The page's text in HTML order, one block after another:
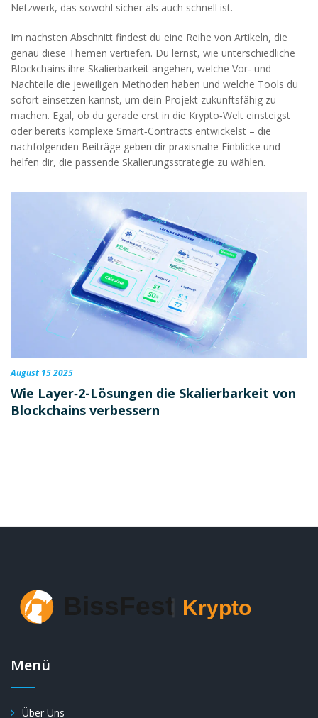
Netzwerk, das sowohl sicher als auch schnell ist.
Im nächsten Abschnitt findest du eine Reihe von Artikeln, die
genau diese Themen vertiefen. Du lernst, wie unterschiedliche
Blockchains ihre Skalierbarkeit angehen, welche Vor‑ und
Nachteile die jeweiligen Methoden haben und welche Tools du
sofort einsetzen kannst, um dein Projekt zukunftsfähig zu
machen. Egal, ob du gerade erst in die Krypto‑Welt einsteigst
oder bereits komplexe Smart‑Contracts entwickelst – die
nachfolgenden Beiträge geben dir praxisnahe Einblicke und
helfen dir, die passende Skalierungsstrategie zu wählen.
August 15 2025
Wie Layer‑2-Lösungen die Skalierbarkeit von
Blockchains verbessern
Menü
Über Uns